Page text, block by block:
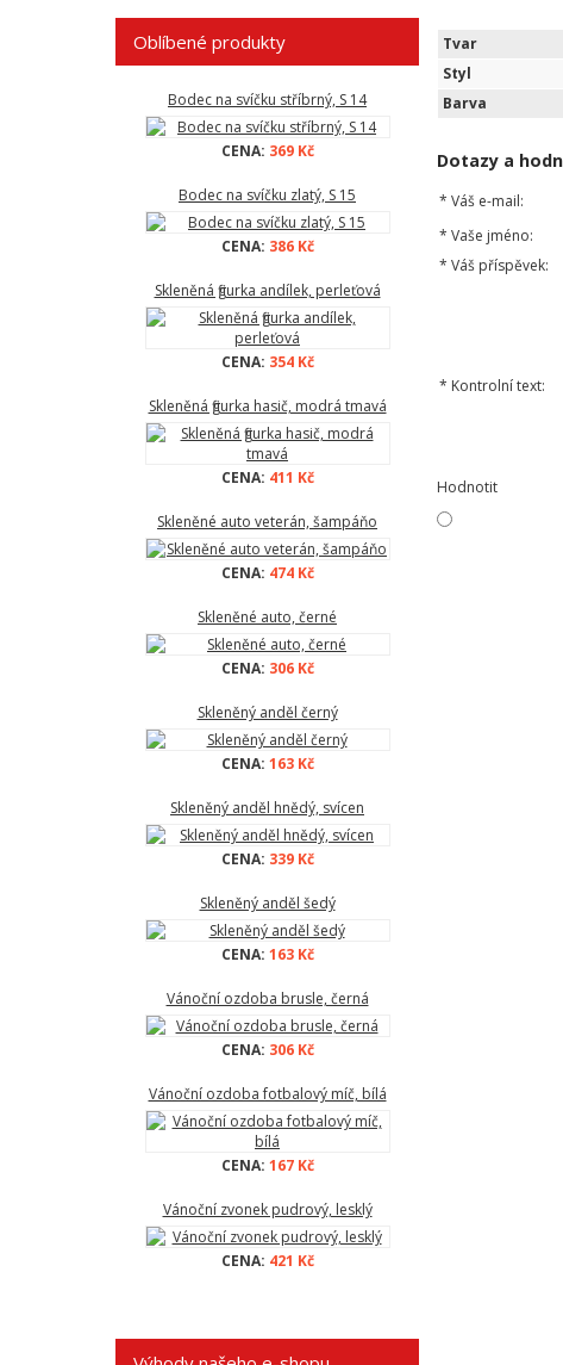
Oblíbené produkty
Bodec na svíčku stříbrný, S 14
CENA: 369 Kč
Bodec na svíčku zlatý, S 15
CENA: 386 Kč
Skleněná figurka andílek, perleťová
CENA: 354 Kč
Skleněná figurka hasič, modrá tmavá
CENA: 411 Kč
Skleněné auto veterán, šampáňo
CENA: 474 Kč
Skleněné auto, černé
CENA: 306 Kč
Skleněný anděl černý
CENA: 163 Kč
Skleněný anděl hnědý, svícen
CENA: 339 Kč
Skleněný anděl šedý
CENA: 163 Kč
Vánoční ozdoba brusle, černá
CENA: 306 Kč
Vánoční ozdoba fotbalový míč, bílá
CENA: 167 Kč
Vánoční zvonek pudrový, lesklý
CENA: 421 Kč
Tvar
Styl
Barva
Dotazy a
* Váš e-mail:
* Vaše jméno:
* Váš příspěvek:
* Kontrolní text:
Hodnotit